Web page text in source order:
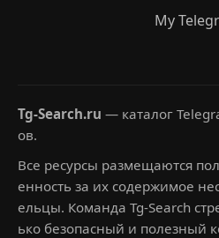
My
Tg-Search.ru — каталог
ов.
Все ресурсы размещаются
енность за их содержимое
ельцы. Команда Tg-Search
ько безопасный и полезный